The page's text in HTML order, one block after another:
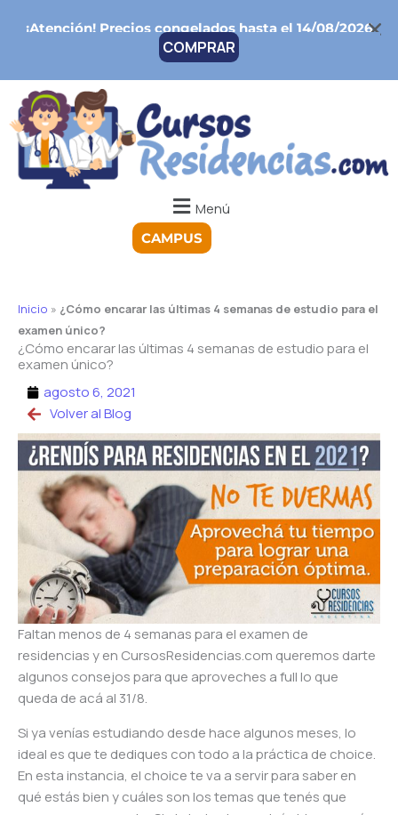
¡Atención!Precios congelados hasta el 14/08/2026
COMPRAR
Menú
CAMPUS
Inicio » ¿Cómo encarar las últimas 4 semanas de estudio para el
examen único?
¿Cómo encarar las últimas 4 semanas de estudio para el
examen único?
agosto 6, 2021
Volver al Blog
Faltan menos de 4 semanas para el examen de
residencias y en CursosResidencias.com queremos darte
algunos consejos para que aproveches a full lo que
queda de acá al 31/8.
Si ya venías estudiando desde hace algunos meses, lo
ideal es que te dediques con todo a la práctica de choice.
En esta instancia, el choice te va a servir para saber en
qué estás bien y cuáles son los temas que tenés que